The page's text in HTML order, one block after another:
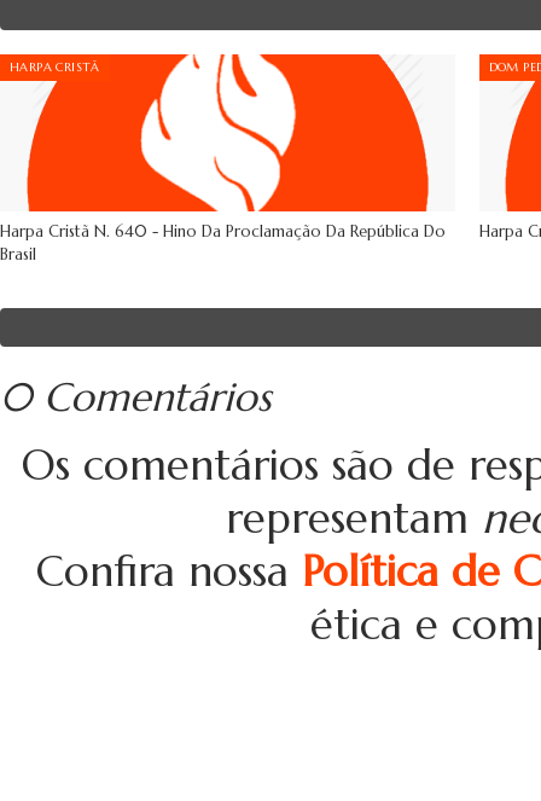
HARPA CRISTÃ
Harpa Cristã N. 640 - Hino Da Proclamação Da República Do
Brasil
DOM
Harpa
0 Comentários
Os comentários são de
representam
Confira nossa Política de
ética e